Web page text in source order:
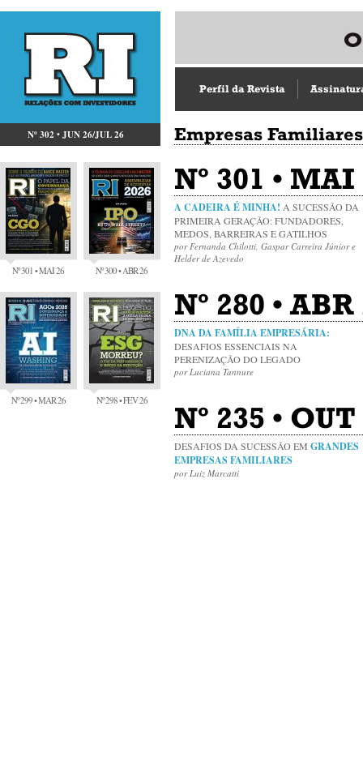
Nº 302 • JUN 26/JUL 26
Nº 301 • MAI 26 Nº 300 • ABR 26
Nº 299 • MAR 26 Nº 298 • FEV 26
Perfil da Revista
Empresas Familiares
Nº 301 •
A CADEIRA É MINHA! A SUCESSÃO DA
PRIMEIRA GERAÇÃO: FUNDADORES,
MEDOS, BARREIRAS E GATILHOS
por Fernanda Chilotti, Gaspar Carreira Júnior e
Helder de Azevedo
Nº 280 •
DNA DA FAMÍLIA EMPRESÁRIA:
DESAFIOS ESSENCIAIS NA
PERENIZAÇÃO DO LEGADO
por Luciana Tannure
Nº 235 •
DESAFIOS DA SUCESSÃO EM GRANDES
EMPRESAS FAMILIARES
por Luiz Marcatti